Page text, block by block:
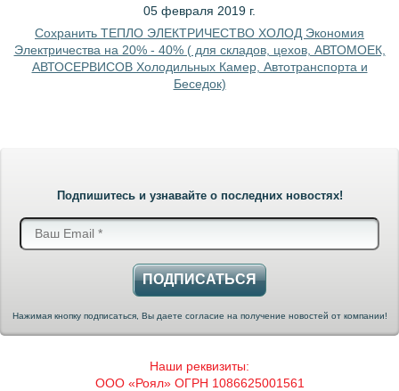
05 февраля 2019 г.
Сохранить ТЕПЛО ЭЛЕКТРИЧЕСТВО ХОЛОД Экономия
Электричества на 20% - 40% ( для складов, цехов, АВТОМОЕК,
АВТОСЕРВИСОВ Холодильных Камер, Автотранспорта и
Беседок)
Подпишитесь и узнавайте о последних новостях!
ПОДПИСАТЬСЯ
Нажимая кнопку подписаться, Вы даете согласие на получение новостей от компании!
Наши реквизиты:
ООО «Роял» ОГРН 1086625001561